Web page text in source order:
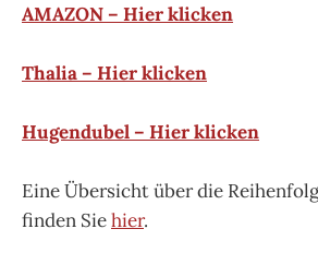
AMAZON – Hier klicken
Thalia – Hier klicken
Hugendubel – Hier klicken
Eine Übersicht über die
finden Siehier.